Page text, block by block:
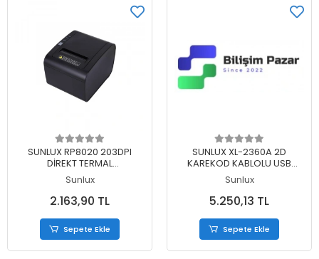
Sepete Ekle
SUNLUX RP8020 203DPI
DİREKT TERMAL
USB+SERİ+ETHERNET
OTOMATİK KESİCİ FİŞ YAZICI
Sunlux
2.163,90 TL
Sepete Ekle
Sepete Ekle
SUNLUX XL-2360A 2D
KAREKOD KABLOLU USB
MASAÜSTÜ BARKOD
OKUYUCU
Sunlux
5.250,13 TL
Sepete Ekle